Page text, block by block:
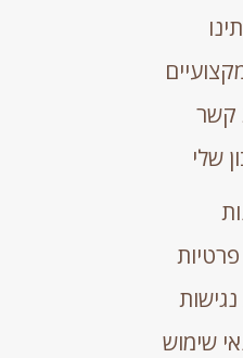
קשר
שלי
פרטיות
שימוש